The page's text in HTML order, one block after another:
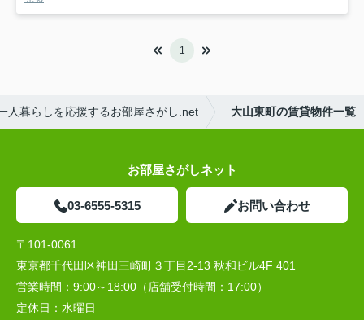
1
人暮らしを応援するお部屋さがし.net 大山東町の賃貸物件一覧
お部屋さがしネット
03-6555-5315 お問い合わせ
〒101-0061
東京都千代田区神田三崎町３丁目2-13 秋和ビル4F 401
営業時間： 9:00～18:00（店舗受付時間：17:00）
定休日： 水曜日